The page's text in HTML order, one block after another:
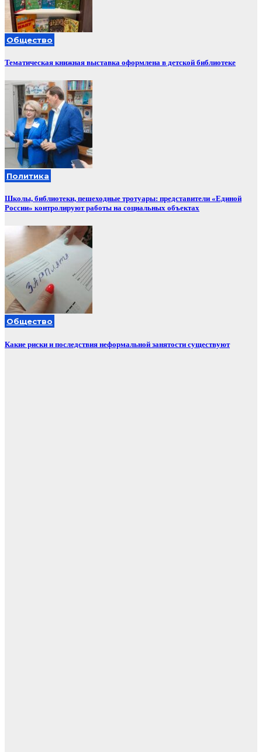
Общество
Тематическая книжная выставка оформлена в детской библиотеке
Политика
Школы, библиотеки, пешеходные тротуары: представители «Единой
России» контролируют работы на социальных объектах
Общество
Какие риски и последствия неформальной занятости существуют